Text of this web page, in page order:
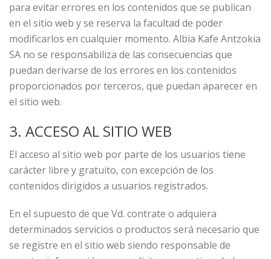
para evitar errores en los contenidos que se publican
en el sitio web y se reserva la facultad de poder
modificarlos en cualquier momento. Albia Kafe Antzokia
SA no se responsabiliza de las consecuencias que
puedan derivarse de los errores en los contenidos
proporcionados por terceros, que puedan aparecer en
el sitio web.
3. ACCESO AL SITIO WEB
El acceso al sitio web por parte de los usuarios tiene
carácter libre y gratuito, con excepción de los
contenidos dirigidos a usuarios registrados.
En el supuesto de que Vd. contrate o adquiera
determinados servicios o productos será necesario que
se registre en el sitio web siendo responsable de